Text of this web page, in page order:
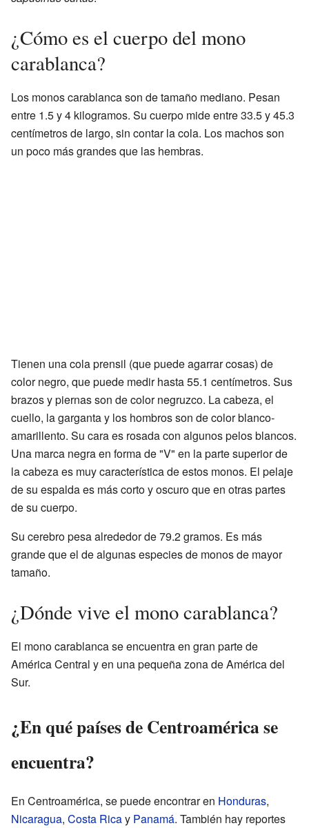
¿Cómo es el cuerpo del mono
carablanca?
Los monos carablanca son de tamaño mediano. Pesan
entre 1.5 y 4 kilogramos. Su cuerpo mide entre 33.5 y 45.3
centímetros de largo, sin contar la cola. Los machos son
un poco más grandes que las hembras.
Tienen una cola prensil (que puede agarrar cosas) de
color negro, que puede medir hasta 55.1 centímetros. Sus
brazos y piernas son de color negruzco. La cabeza, el
cuello, la garganta y los hombros son de color blanco-
amarillento. Su cara es rosada con algunos pelos blancos.
Una marca negra en forma de "V" en la parte superior de
la cabeza es muy característica de estos monos. El pelaje
de su espalda es más corto y oscuro que en otras partes
de su cuerpo.
Su cerebro pesa alrededor de 79.2 gramos. Es más
grande que el de algunas especies de monos de mayor
tamaño.
¿Dónde vive el mono carablanca?
El mono carablanca se encuentra en gran parte de
América Central y en una pequeña zona de América del
Sur.
¿En qué países de Centroamérica se
encuentra?
En Centroamérica, se puede encontrar en Honduras,
Nicaragua, Costa Ricay Panamá. También hay reportes